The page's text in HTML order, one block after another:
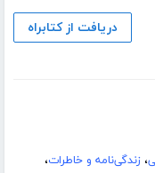
دریافت از کتابراه
،زندگی‌نامه و خاطرات،